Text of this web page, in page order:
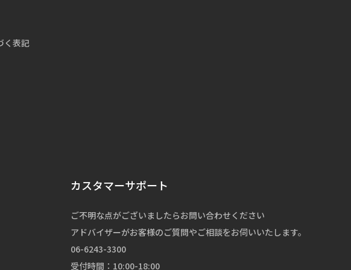
く表記
カスタマーサポート
ご不明な点がございましたらお問い合わせください
アドバイザーがお客様のご質問やご相談をお伺いいたします。
06-6243-3300
受付時間：10:00-18:00